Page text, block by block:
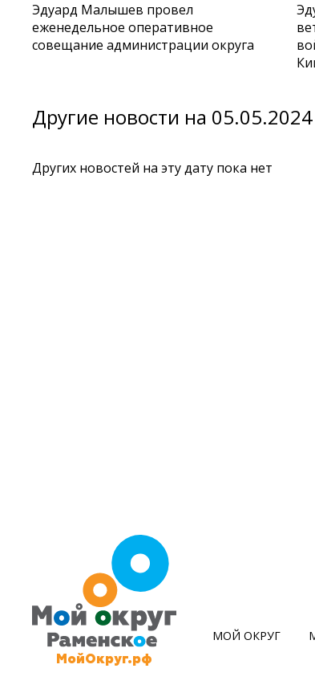
Эдуард Малышев провел
еженедельное оперативное
совещание администрации округа
Другие новости на 05.05.2024
Других новостей на эту дату пока нет
МойОкруг.рф
МОЙ ОКРУГ